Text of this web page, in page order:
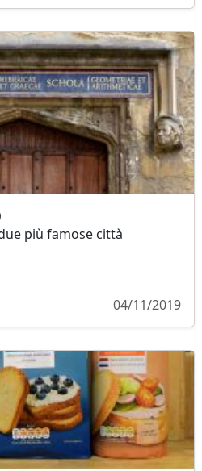
più famose città
04/11/2019